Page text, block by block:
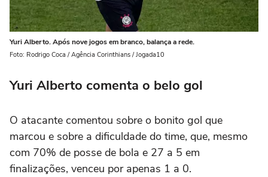
Yuri Alberto. Após nove jogos em branco, balança a rede.
Foto: Rodrigo Coca / Agência Corinthians / Jogada10
Yuri Alberto comenta o belo gol
O atacante comentou sobre o bonito gol que
marcou e sobre a dificuldade do time, que, mesmo
com 70% de posse de bola e 27 a 5 em
finalizações, venceu por apenas 1 a 0.